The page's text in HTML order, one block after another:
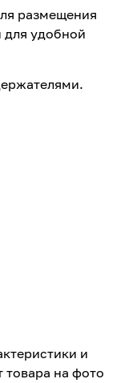
размещения
для удобной
и
товара на фото